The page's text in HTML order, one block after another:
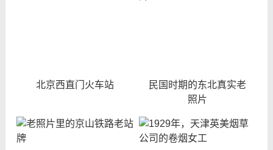
北京西直门火车站
民国时期的东北真实老
照片